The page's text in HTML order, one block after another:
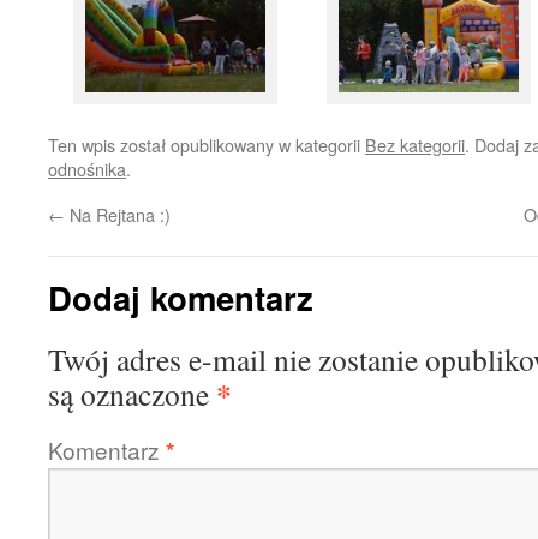
Ten wpis został opublikowany w kategorii Bez kategorii. Dodaj
odnośnika.
← Na Rejtana :)
Dodaj komentarz
Twój adres e-mail nie zostanie
są oznaczone *
Komentarz *